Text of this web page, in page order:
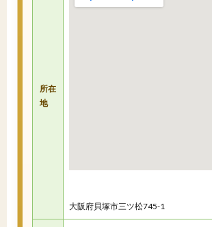
所在
地
大阪府貝塚市三ツ松745-1